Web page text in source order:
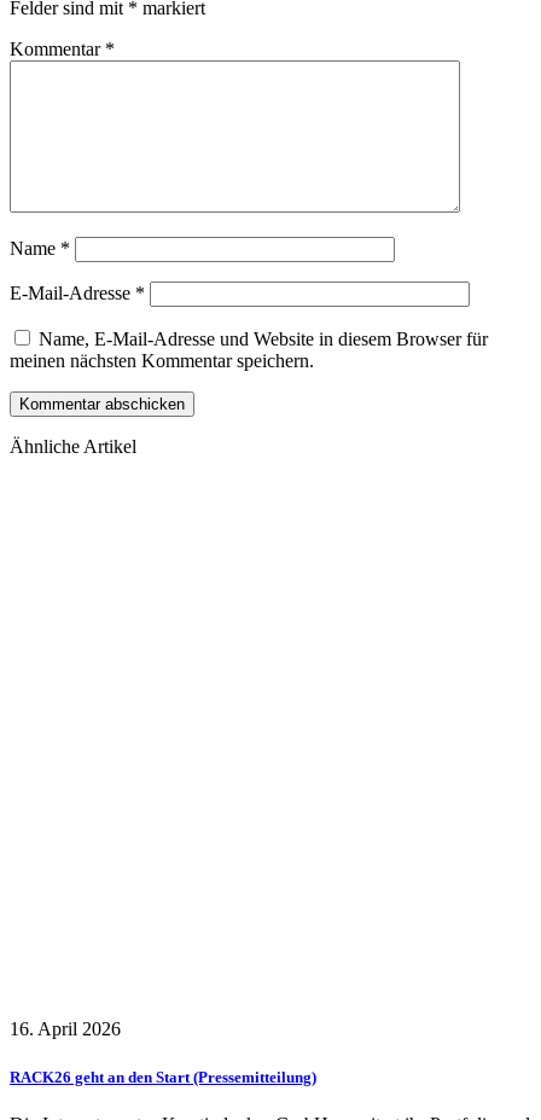
Felder sind mit * markiert
Kommentar *
Name *
E-Mail-Adresse *
Name, E-Mail-Adresse und Website in diesem Browser für
meinen nächsten Kommentar speichern.
Ähnliche Artikel
16. April 2026
RACK26 geht an den Start (Pressemitteilung)